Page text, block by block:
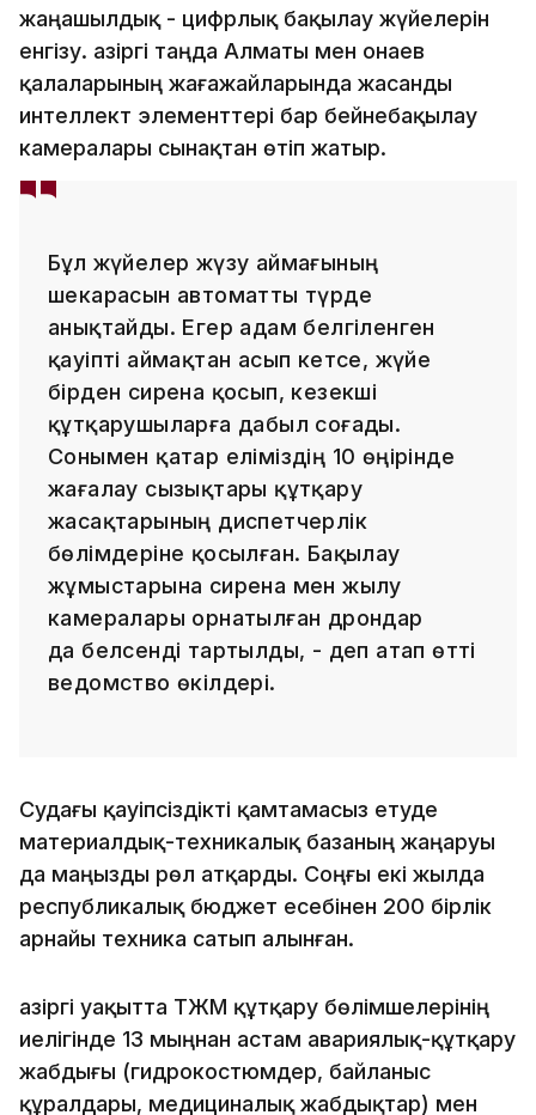
жаңашылдық - цифрлық бақылау жүйелерін
енгізу. Қазіргі таңда Алматы мен Қонаев
қалаларының жағажайларында жасанды
интеллект элементтері бар бейнебақылау
камералары сынақтан өтіп жатыр.
Бұл жүйелер жүзу аймағының
шекарасын автоматты түрде
анықтайды. Егер адам белгіленген
қауіпті аймақтан асып кетсе, жүйе
бірден сирена қосып, кезекші
құтқарушыларға дабыл соғады.
Сонымен қатар еліміздің 10 өңірінде
жағалау сызықтары құтқару
жасақтарының диспетчерлік
бөлімдеріне қосылған. Бақылау
жұмыстарына сирена мен жылу
камералары орнатылған дрондар
да белсенді тартылды, - деп атап өтті
ведомство өкілдері.
Судағы қауіпсіздікті қамтамасыз етуде
материалдық-техникалық базаның жаңаруы
да маңызды рөл атқарды. Соңғы екі жылда
республикалық бюджет есебінен 200 бірлік
арнайы техника сатып алынған.
Қазіргі уақытта ТЖМ құтқару бөлімшелерінің
иелігінде 13 мыңнан астам авариялық-құтқару
жабдығы (гидрокостюмдер, байланыс
құралдары, медициналық жабдықтар) мен